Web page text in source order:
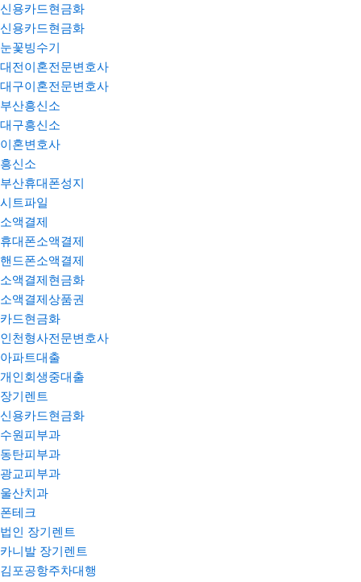
신용카드현금화
신용카드현금화
눈꽃빙수기
대전이혼전문변호사
대구이혼전문변호사
부산흥신소
대구흥신소
이혼변호사
흥신소
부산휴대폰성지
시트파일
소액결제
휴대폰소액결제
핸드폰소액결제
소액결제현금화
소액결제상품권
카드현금화
인천형사전문변호사
아파트대출
개인회생중대출
장기렌트
신용카드현금화
수원피부과
동탄피부과
광교피부과
울산치과
폰테크
법인 장기렌트
카니발 장기렌트
김포공항주차대행